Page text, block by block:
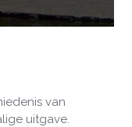
van
uitgave.